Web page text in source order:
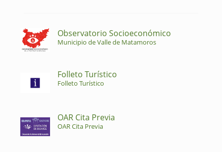
Observatorio Socioeconómico
Municipio de Valle de Matamoros
Folleto Turístico
Folleto Turístico
OAR Cita Previa
OAR Cita Previa